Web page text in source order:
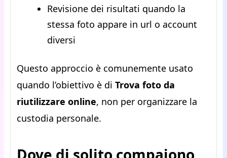
Revisione dei risultati quando la
stessa foto appare in url o account
diversi
Questo approccio è comunemente usato
quando l’obiettivo è di Trova foto da
riutilizzare online, non per organizzare la
custodia personale.